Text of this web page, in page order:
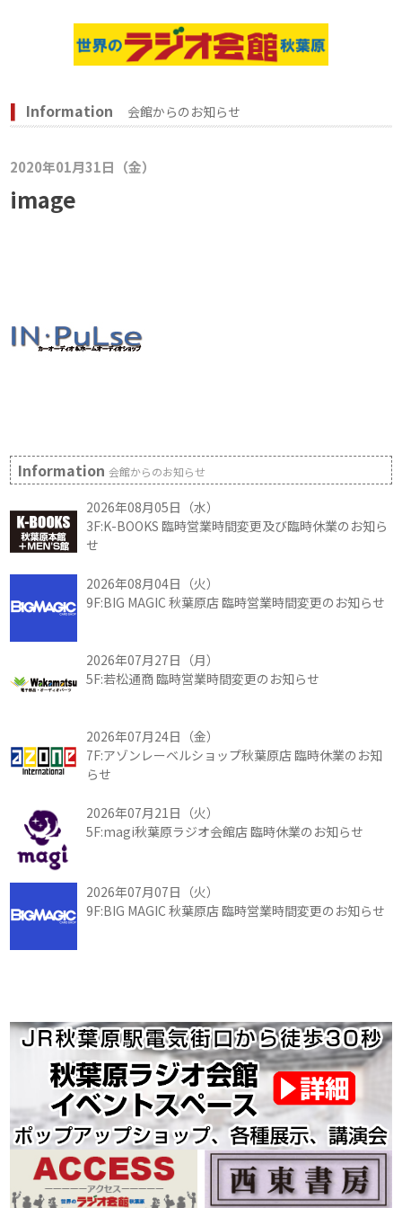
Information 会館からのお知らせ
2020年01月31日（金）
image
Information会館からのお知らせ
2026年08月05日（水）
3F:K-BOOKS 臨時営業時間変更及び臨時休業のお知ら
せ
2026年08月04日（火）
9F:BIG MAGIC 秋葉原店 臨時営業時間変更のお知らせ
2026年07月27日（月）
5F:若松通商 臨時営業時間変更のお知らせ
2026年07月24日（金）
7F:アゾンレーベルショップ秋葉原店 臨時休業のお知
らせ
2026年07月21日（火）
5F:magi秋葉原ラジオ会館店 臨時休業のお知らせ
2026年07月07日（火）
9F:BIG MAGIC 秋葉原店 臨時営業時間変更のお知らせ